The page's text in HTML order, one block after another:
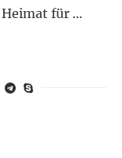
Heimat für …